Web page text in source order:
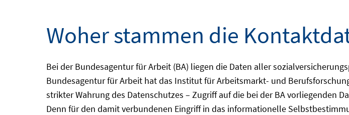
Woher stammen die
Bei der Bundesagentur für Arbeit (BA) liegen die Daten aller
Bundesagentur für Arbeit hat das Institut für Arbeitsmarkt- und
strikter Wahrung des Datenschutzes – Zugriff auf die bei der BA vorliegenden
Denn für den damit verbundenen Eingriff in das informationelle